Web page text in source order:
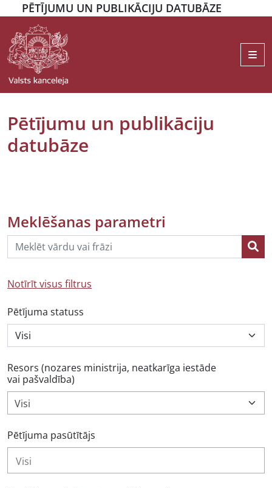
PĒTĪJUMU UN PUBLIKĀCIJU DATUBĀZE
Pētījumu un publikāciju
datubāze
Meklēšanas parametri
Notīrīt visus filtrus
Pētījuma statuss
Resors (nozares ministrija, neatkarīga iestāde
vai pašvaldība)
Visi
Pētījuma pasūtītājs